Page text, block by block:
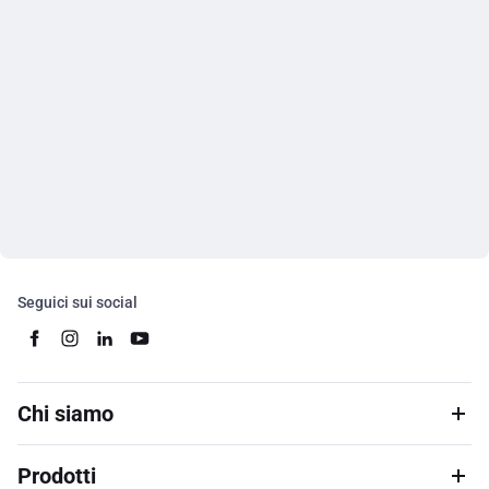
Seguici sui social
Chi siamo
Prodotti